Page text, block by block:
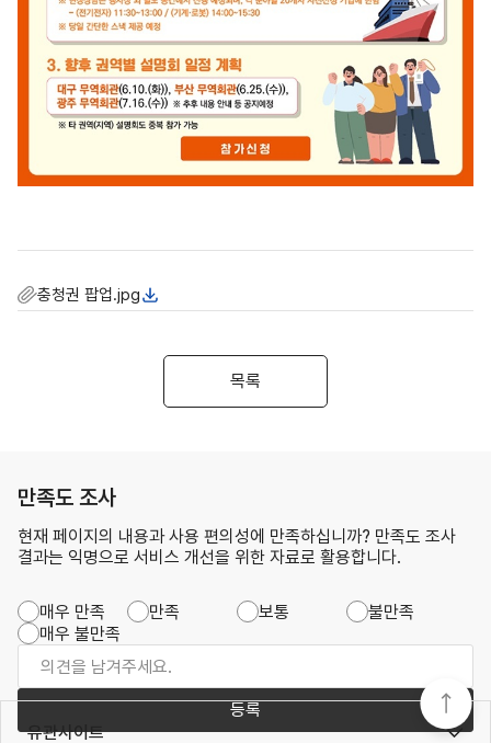
충청권 팝업.jpg
목록
만족도 조사
현재 페이지의 내용과 사용 편의성에 만족하십니까? 만족도 조사
결과는 익명으로 서비스 개선을 위한 자료로 활용합니다.
매우 만족 만족 보통
불만족
매우 불만족
등록
유관사이트